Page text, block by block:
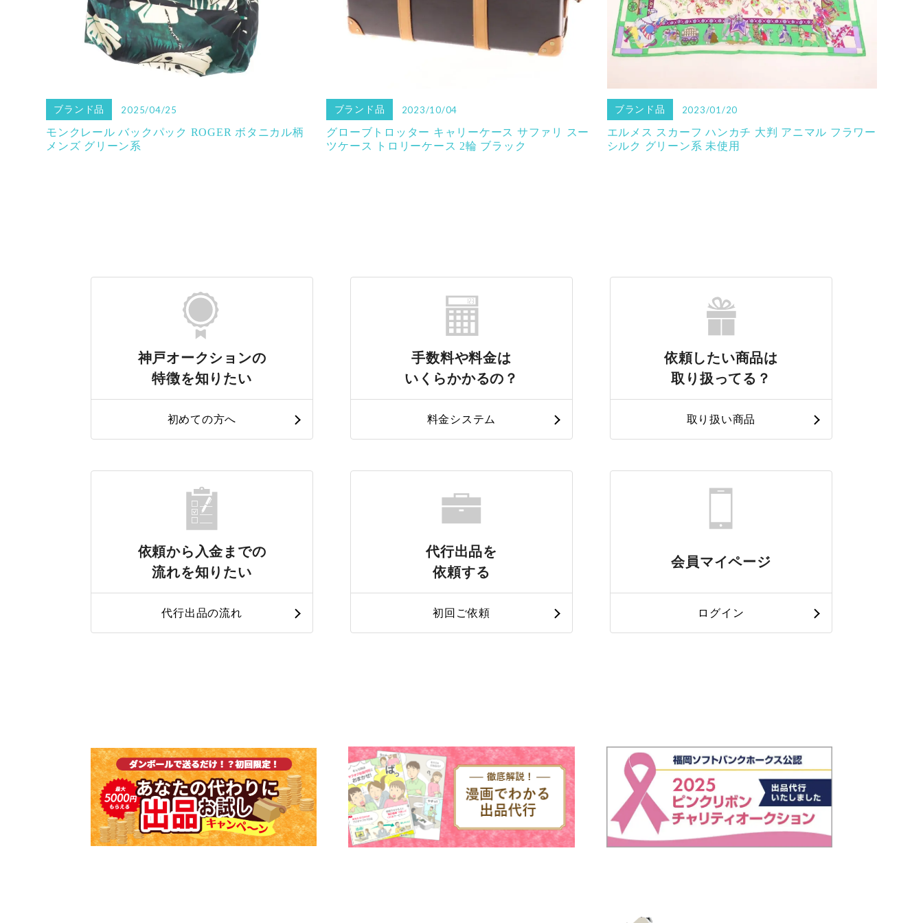
ブランド品 2025/04/25
モンクレール バックパック ROGER ボタニカル柄
メンズ グリーン系
ブランド品 2023/10/04
グローブトロッター キャリーケース サファリ スー
ツケース トロリーケース 2輪 ブラック
ブランド品 2023/01/20
エルメス スカーフ ハンカチ 大判 アニマル フラワー
シルク グリーン系 未使用
神戸オークションの
特徴を知りたい
初めての方へ
手数料や料金は
いくらかかるの？
料金システム
依頼したい商品は
取り扱ってる？
取り扱い商品
依頼から入金までの
流れを知りたい
代行出品の流れ
代行出品を
依頼する
初回ご依頼
会員マイページ
ログイン